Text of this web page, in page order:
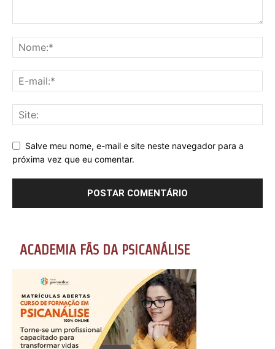
Salve meu nome, e-mail e site neste navegador para a
próxima vez que eu comentar.
ACADEMIA FÃS DA PSICANÁLISE